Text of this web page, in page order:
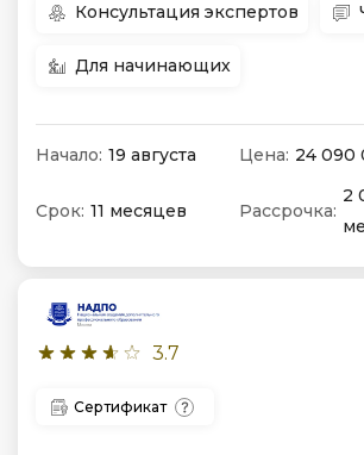
Консультация экспертов
Для начинающих
Начало: 19 августа Цена: 24 090
Срок: 11 месяцев Рассрочка:
2
3.7
Сертификат